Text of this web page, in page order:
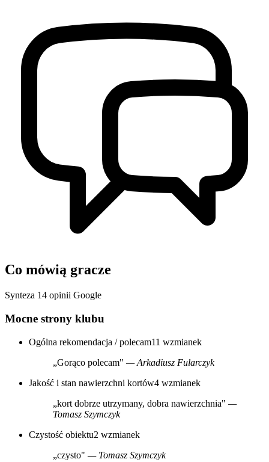
Co mówią gracze
Synteza 14 opinii Google
Mocne strony klubu
Ogólna rekomendacja / polecam11 wzmianek
„Gorąco polecam" — Arkadiusz Fularczyk
Jakość i stan nawierzchni kortów4 wzmianek
„kort dobrze utrzymany, dobra nawierzchnia" —
Tomasz Szymczyk
Czystość obiektu2 wzmianek
„czysto" — Tomasz Szymczyk